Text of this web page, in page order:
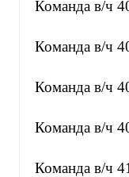
Команда в/ч
Команда в/ч
Команда в/ч
Команда в/ч
Команда в/ч